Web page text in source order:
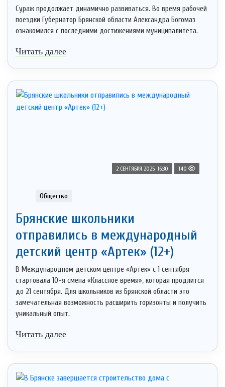
Сураж продолжает динамично развиваться. Во время рабочей
поездки Губернатор Брянской области Александра Богомаз
ознакомился с последними достижениями муниципалитета.
Читать далее
2 СЕНТЯБРЯ 2025, 16:30 140
Общество
Брянские школьники
отправились в международный
детский центр «Артек» (12+)
В Международном детском центре «Артек» с 1 сентября
стартовала 10-я смена «Классное время», которая продлится
до 21 сентября. Для школьников из Брянской области это
замечательная возможность расширить горизонты и получить
уникальный опыт.
Читать далее